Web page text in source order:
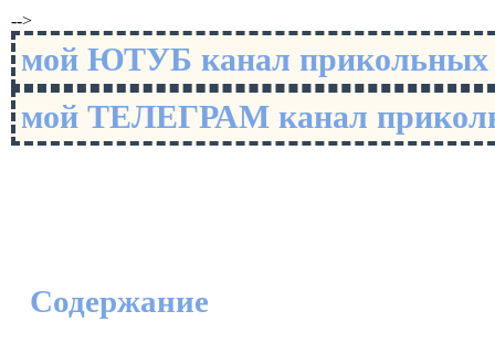
-->
мой ЮТУБ канал
мой ТЕЛЕГРАМ канал
Содержание